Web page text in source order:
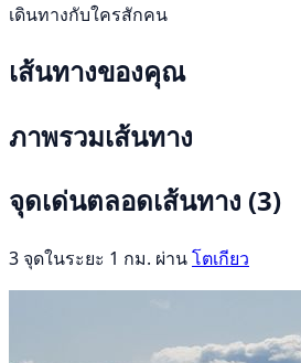
เดินทางกับใครสักคน
เส้นทางของคุณ
ภาพรวมเส้นทาง
จุดเด่นตลอดเส้นทาง (3)
3 จุดในระยะ 1 กม. ผ่านโตเกียว